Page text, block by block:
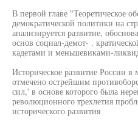
В первой главе "Теоретическое
демократической политики на
анализируется развитие,
основ социал-демот- .
кадетами и меньшевиками-
Историческое развитие России
отмечено острейшим
сил,' в основе которого была
революционного трехлетия
исторического развития